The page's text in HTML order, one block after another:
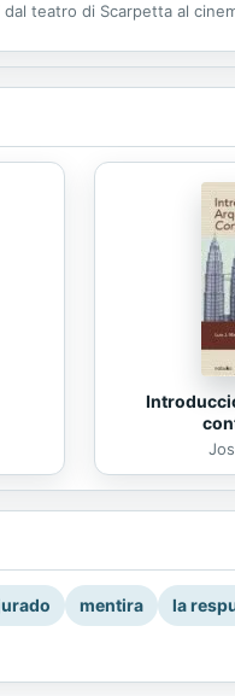
teatro di Scarpetta al
mentira la